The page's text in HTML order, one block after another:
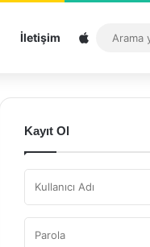
İletişim Sitemap
Kayıt Ol